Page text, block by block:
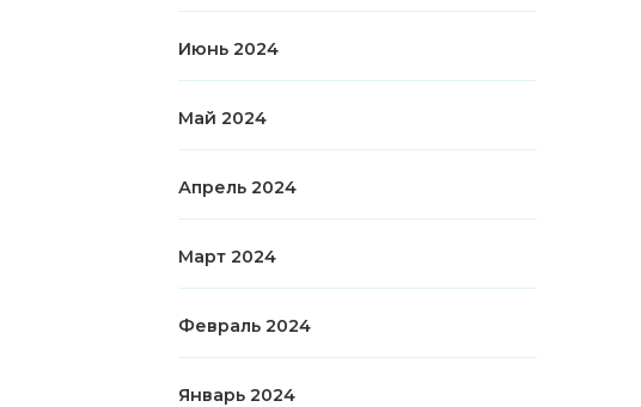
Июнь 2024
Май 2024
Апрель 2024
Март 2024
Февраль 2024
Январь 2024